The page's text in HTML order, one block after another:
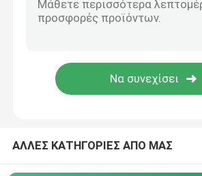
ΑΛΛΕΣ ΚΑΤΗΓΟΡΙΕΣ ΑΠΟ ΜΑΣ